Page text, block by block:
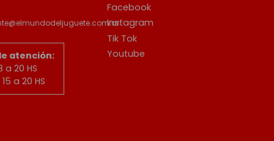
atención:
a 20 HS
a 20 HS
Facebook
Instagram
Tik Tok
Youtube